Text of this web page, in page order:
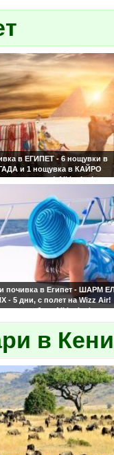
на пирамидите в Гиза
музей в Кайро,
в ЕГИПЕТ - 6 нощувки в
и 1 нощувка в КАЙРО
записвания! All inclusive
Egyptian museum!!
почивка в Египет - ШАРМ
- 5 дни, с полет на Wizz Air!
на база Аll Inclusive в
от Вас хотел! Редовни
в